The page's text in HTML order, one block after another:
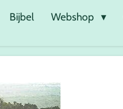
Bijbel Webshop